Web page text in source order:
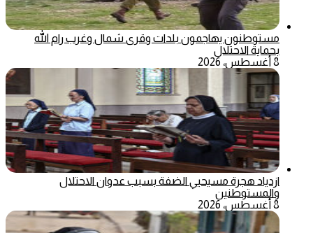
مستوطنون يهاجمون بلدات وقرى شمال وغرب رام الله
بحماية الاحتلال
8 أغسطس، 2026
ازدياد هجرة مسيحيي الضفة بسبب عدوان الاحتلال
والمستوطنين
8 أغسطس، 2026